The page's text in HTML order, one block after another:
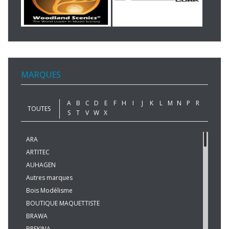
MARQUES
TOUTES
A B C D E F H I J K L M N P
R
S
T V W X
ARA
ARTITEC
AUHAGEN
Autres marques
Bois Modélisme
BOUTIQUE MAQUETTISTE
BRAWA